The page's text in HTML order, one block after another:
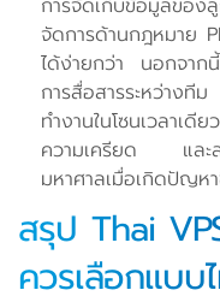
การจัดเก็บข้อมูลของ
จัดการด้านกฎหมาย
ได้ง่ายกว่า นอกจา
การสื่อสารระหว่าง
ทำงานในโซนเวลาเ
ความเครียด และล
มหาศาลเมื่อเกิดปัญห
สรุป Thai
ควรเลือกแบบ